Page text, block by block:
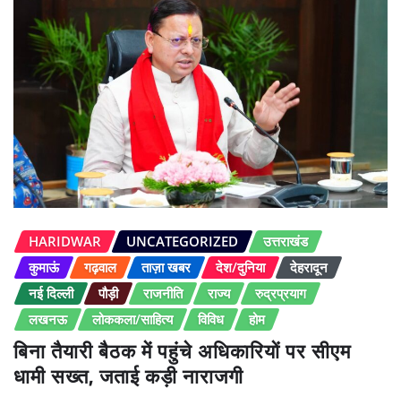
HARIDWAR UNCATEGORIZED
उत्तराखंड
कुमाऊं
गढ़वाल ताज़ा खबर देश/दुनिया
देहरादून
नई दिल्ली
पौड़ी राजनीति राज्य
रुद्रप्रयाग
लखनऊ
लोककला/साहित्य विविध होम
बिना तैयारी बैठक में पहुंचे अधिकारियों पर सीएम
धामी सख्त, जताई कड़ी नाराजगी